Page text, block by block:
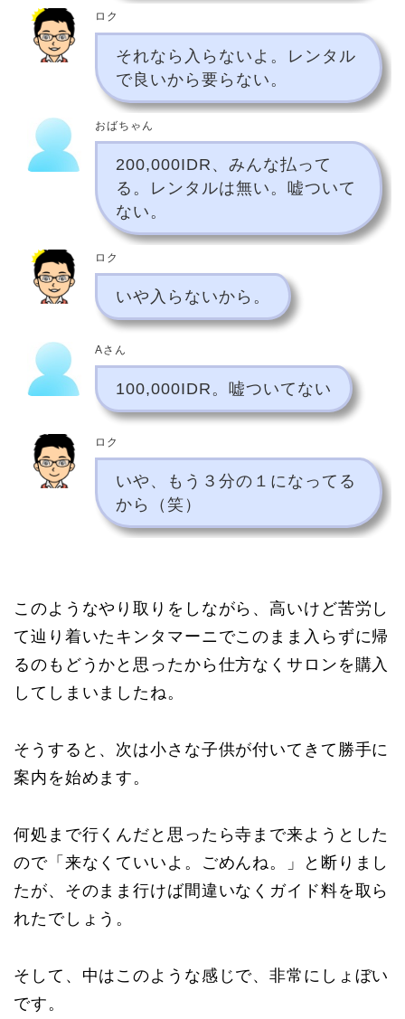
ロク
それなら入らないよ。レンタル
で良いから要らない。
おばちゃん
200,000IDR、みんな払って
る。レンタルは無い。嘘ついて
ない。
ロク
いや入らないから。
Aさん
100,000IDR。嘘ついてない
ロク
いや、もう３分の１になってる
から（笑）
このようなやり取りをしながら、高いけど苦労し
て辿り着いたキンタマーニでこのまま入らずに帰
るのもどうかと思ったから仕方なくサロンを購入
してしまいましたね。
そうすると、次は小さな子供が付いてきて勝手に
案内を始めます。
何処まで行くんだと思ったら寺まで来ようとした
ので「来なくていいよ。ごめんね。」と断りまし
たが、そのまま行けば間違いなくガイド料を取ら
れたでしょう。
そして、中はこのような感じで、非常にしょぼい
です。